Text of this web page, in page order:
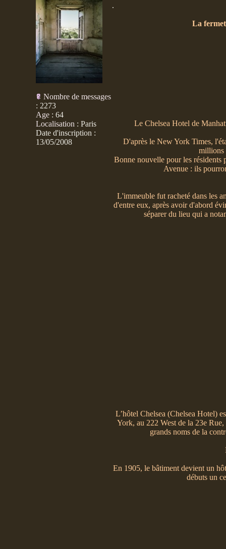
Nombre de messages
: 2273
Age : 64
Localisation : Paris
Date d'inscription :
13/05/2008
.
La
Le Chelsea Hotel de
D'après le New York Times,
millions
Bonne nouvelle pour les résidents
Avenue : ils
L'immeuble fut racheté dans les
d'entre eux, après avoir d'abord
séparer du lieu qui a
L’hôtel Chelsea (Chelsea Hotel)
York, au 222 West de la 23e
grands noms de la
En 1905, le bâtiment devient un
débuts un